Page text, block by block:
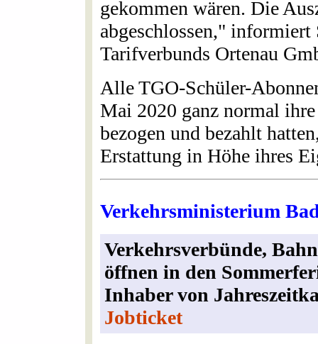
gekommen wären. Die
abgeschlossen,"
Tarifverbunds Ortenau
Alle TGO-Schüler-
Mai 2020 ganz normal
bezogen und bezahlt
Erstattung in Höhe ihres
Verkehrsministerium
Verkehrsverbünde,
öffnen in den
Inhaber von
Jobticket